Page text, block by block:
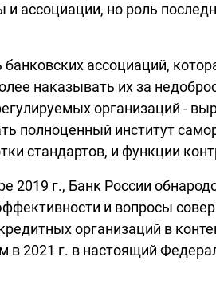
ассоциации, но роль
ассоциаций,
наказывать их за
организаций -
полноценный институт
стандартов, и функции
2019 г., Банк России
и вопросы
организаций в
в 2021 г. в настоящий